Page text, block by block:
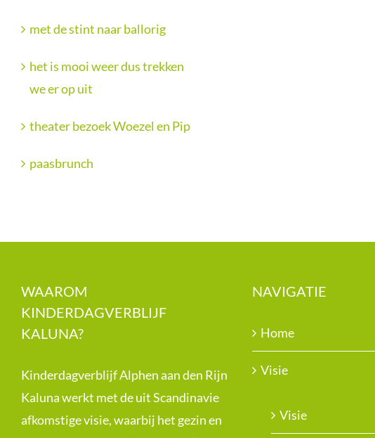
met de stint naar ballorig
het is mooi weer dus trekken
we er op uit
theater bezoek Woezel en Pip
paasbrunch
WAAROM
KINDERDAGVERBLIJF
KALUNA?
Kinderdagverblijf Alphen aan den Rijn
Kaluna werkt met de uit Scandinavie
afkomstige visie, waarbij het gezin en
NAVIGATIE
Home
Visie
Visie